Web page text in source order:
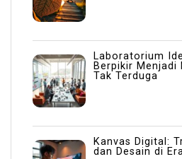
Laboratorium
Berpikir Menjadi
Tak Terduga
Kanvas Digital:
dan Desain di